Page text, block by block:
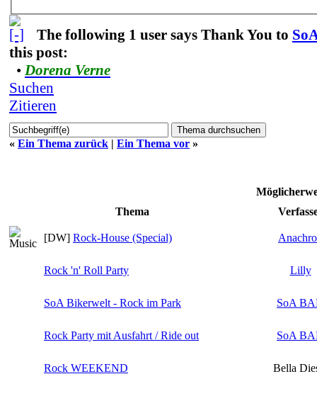
The following 1 user says Thank You to
this post:
• Dorena Verne
Suchen
Zitieren
« Ein Thema zurück | Ein Thema vor »
Thema
[DW] Rock-House (Special)
Rock 'n' Roll Party Lilly
SoA Bikerwelt - Rock im Park SoA
Rock Party mit Ausfahrt / Ride out SoA
Rock WEEKEND Bella